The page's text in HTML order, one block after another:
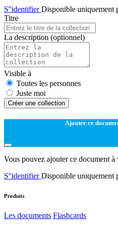
S''identifierDisponible uniquement
Titre
La description (optionnel)
Visible à
Toutes les personnes
Juste moi
Créer une collection
Ajouter ce
Vous pouvez ajouter ce document à
S''identifierDisponible uniquement
Produits
Les documents Flashcards